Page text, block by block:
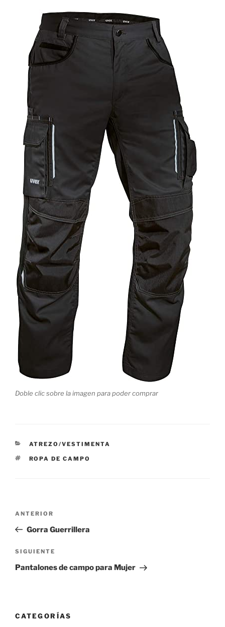
Doble clic sobre la imagen para poder comprar
CATEGORÍAS
ATREZO/VESTIMENTA
ETIQUETAS
ROPA DE CAMPO
entradas
Entrada
anterior:
ANTERIOR
Gorra Guerrillera
Siguiente
entrada
SIGUIENTE
Pantalones de campo para Mujer
CATEGORÍAS